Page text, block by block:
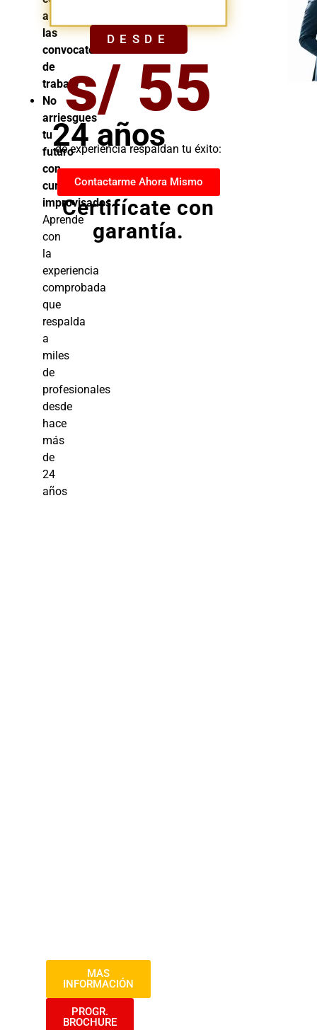
a
las
convocatorias
de
trabajo
No
arriesgues
tu
futuro
con
cursos
improvisados.
Aprende
con
la
experiencia
comprobada
que
respalda
a
miles
de
profesionales
desde
hace
más
de
24
años
DESDE
s/ 55
24 años
de experiencia respaldan tu éxito:
Contactarme Ahora Mismo
Certifícate con
garantía.
MAS
INFORMACIÓN
PROGR.
BROCHURE